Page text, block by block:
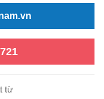
từ